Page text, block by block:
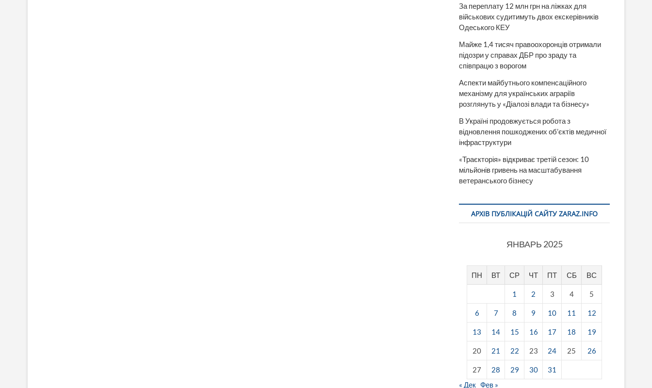
За переплату 12 млн грн на ліжках для
військових судитимуть двох екскерівників
Одеського КЕУ
Майже 1,4 тисяч правоохоронців отримали
підозри у справах ДБР про зраду та
співпрацю з ворогом
Аспекти майбутнього компенсаційного
механізму для українських аграріїв
розглянуть у «Діалозі влади та бізнесу»
В Україні продовжується робота з
відновлення пошкоджених об’єктів медичної
інфраструктури
«Траєкторія» відкриває третій сезон: 10
мільйонів гривень на масштабування
ветеранського бізнесу
АРХІВ ПУБЛІКАЦІЙ САЙТУ ZARAZ.INFO
ЯНВАРЬ 2025
ПН ВТ СР ЧТ ПТ СБ ВС
1 2 3 4 5
6 7 8 9 10 11 12
13 14 15 16 17 18 19
20 21 22 23 24 25 26
27 28 29 30
31
« Дек Фев »